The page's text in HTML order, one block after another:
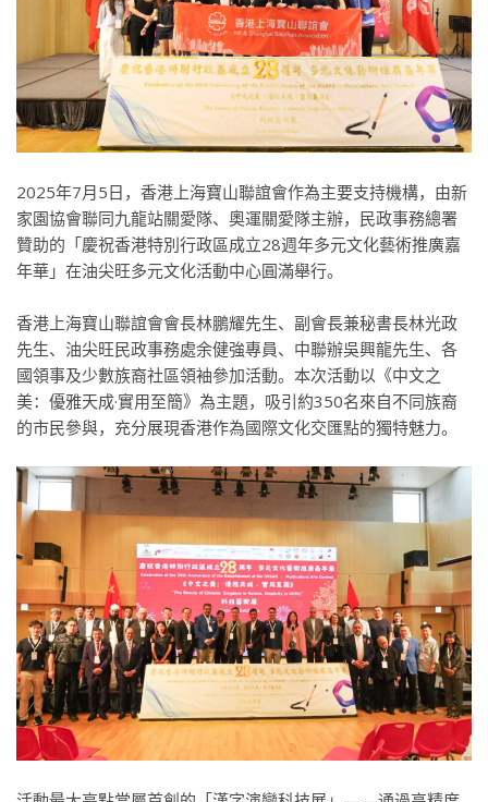
2025年7月5日，香港上海寶山聯誼會作為主要支持機構，由新
家園協會聯同九龍站關愛隊、奧運關愛隊主辦，民政事務總署
贊助的「慶祝香港特別行政區成立28週年多元文化藝術推廣嘉
年華」在油尖旺多元文化活動中心圓滿舉行。
香港上海寶山聯誼會會長林鵬耀先生、副會長兼秘書長林光政
先生、油尖旺民政事務處余健強專員、中聯辦吳興龍先生、各
國領事及少數族裔社區領袖參加活動。本次活動以《中文之
美：優雅天成·實用至簡》為主題，吸引約350名來自不同族裔
的市民參與，充分展現香港作為國際文化交匯點的獨特魅力。